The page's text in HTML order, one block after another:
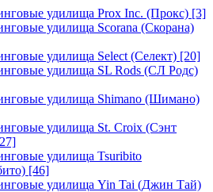
удилища Prox Inc. (Прокс) [3]
удилища Scorana (Скорана)
удилища Select (Селект) [20]
удилища SL Rods (СЛ Родс)
удилища Shimano (Шимано)
удилища St. Croix (Сэнт
удилища Tsuribito
[46]
удилища Yin Tai (Джин Тай)